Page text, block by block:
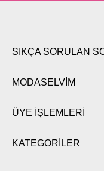
SIKÇA SORULAN
MODASELVİM
ÜYE İŞLEMLERİ
KATEGORİLER